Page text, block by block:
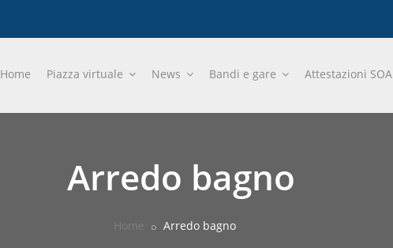
Home Piazza virtuale News Bandi e gare Attestazioni SOA
Arredo bagno
Home Arredo bagno